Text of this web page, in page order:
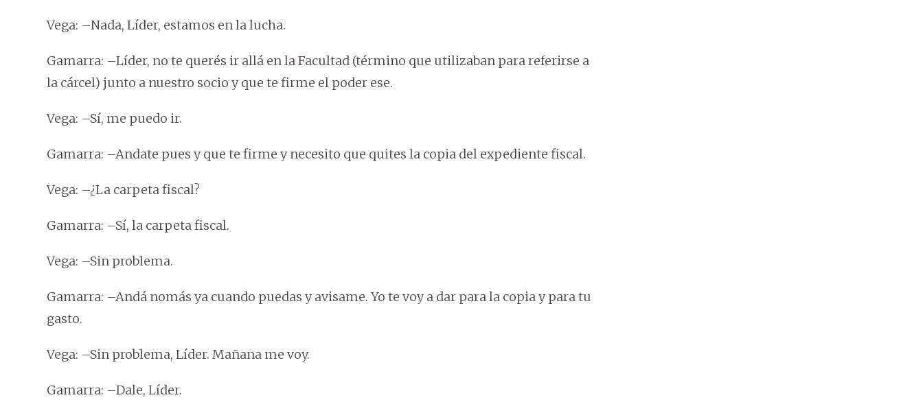
Vega: –Nada, Líder, estamos en la lucha.
Gamarra: –Líder, no te querés ir allá en la Facultad (término que utilizaban para referirse a
la cárcel) junto a nuestro socio y que te firme el poder ese.
Vega: –Sí, me puedo ir.
Gamarra: –Andate pues y que te firme y necesito que quites la copia del expediente fiscal.
Vega: –¿La carpeta fiscal?
Gamarra: –Sí, la carpeta fiscal.
Vega: –Sin problema.
Gamarra: –Andá nomás ya cuando puedas y avisame. Yo te voy a dar para la copia y para tu
gasto.
Vega: –Sin problema, Líder. Mañana me voy.
Gamarra: –Dale, Líder.